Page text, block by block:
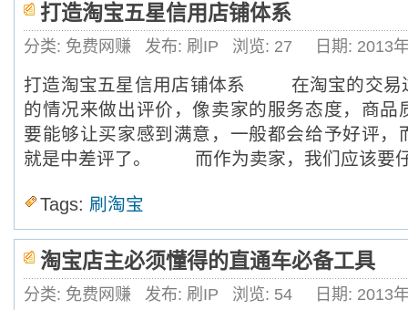
打造淘宝五星信用店铺体系
分类: 免费网赚 发布: 刷IP 浏览: 27 日期: 2013
打造淘宝五星信用店铺体系 在淘宝的交易
的情况来做出评价，像卖家的服务态度，商品
要能够让买家感到满意，一般都会给予好评，
就是中差评了。 而作为卖家，我们应该要
Tags: 刷淘宝
淘宝店主必须懂得的直通车必备工具
分类: 免费网赚 发布: 刷IP 浏览: 54 日期: 2013